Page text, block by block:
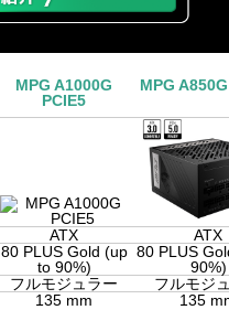
MPG A1000G
PCIE5
MPG
ATX
ATX
80 PLUS Gold (up
to 90%)
80 PLUS
90%)
フルモジュラー
フルモジ
135 mm
135